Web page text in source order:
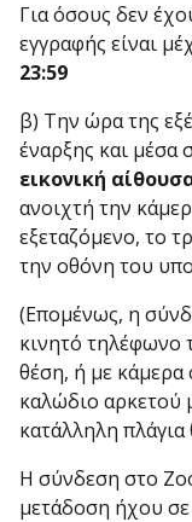
Για όσους δεν
εγγραφής είναι
23:59
β) Την ώρα της
έναρξης και μέσα
εικονική
ανοιχτή την
εξεταζόμενο, το
την οθόνη του
(Επομένως, η
κινητό τηλέφωνο
θέση, ή με κάμερα
καλώδιο αρκετού
κατάλληλη πλάγια
Η σύνδεση στο
μετάδοση ήχου